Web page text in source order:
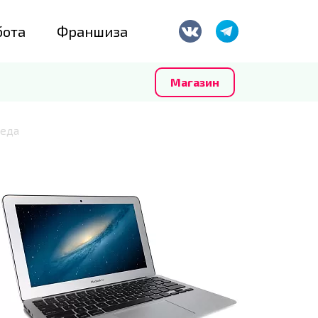
Франшиза
Магазин